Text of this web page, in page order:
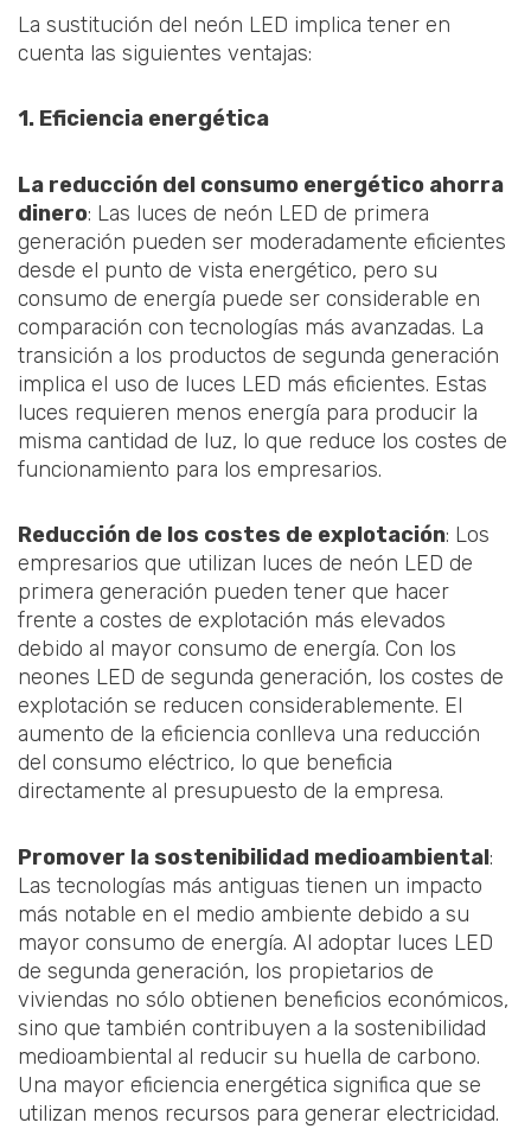
La sustitución del neón LED implica tener en
cuenta las siguientes ventajas:
1. Eficiencia energética
La reducción del consumo energético ahorra
dinero: Las luces de neón LED de primera
generación pueden ser moderadamente eficientes
desde el punto de vista energético, pero su
consumo de energía puede ser considerable en
comparación con tecnologías más avanzadas. La
transición a los productos de segunda generación
implica el uso de luces LED más eficientes. Estas
luces requieren menos energía para producir la
misma cantidad de luz, lo que reduce los costes de
funcionamiento para los empresarios.
Reducción de los costes de explotación: Los
empresarios que utilizan luces de neón LED de
primera generación pueden tener que hacer
frente a costes de explotación más elevados
debido al mayor consumo de energía. Con los
neones LED de segunda generación, los costes de
explotación se reducen considerablemente. El
aumento de la eficiencia conlleva una reducción
del consumo eléctrico, lo que beneficia
directamente al presupuesto de la empresa.
Promover la sostenibilidad medioambiental:
Las tecnologías más antiguas tienen un impacto
más notable en el medio ambiente debido a su
mayor consumo de energía. Al adoptar luces LED
de segunda generación, los propietarios de
viviendas no sólo obtienen beneficios económicos,
sino que también contribuyen a la sostenibilidad
medioambiental al reducir su huella de carbono.
Una mayor eficiencia energética significa que se
utilizan menos recursos para generar electricidad.